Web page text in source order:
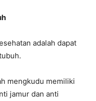
adalah dapat
mengkudu memiliki
jamur dan anti